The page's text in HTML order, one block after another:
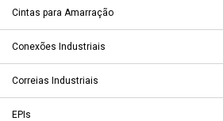
Cintas para Amarração
Conexões Industriais
Correias Industriais
EPIs